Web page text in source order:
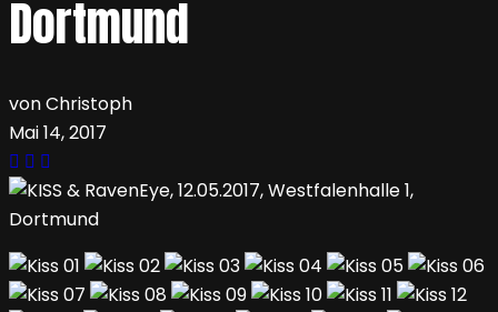
Dortmund
von Christoph
Mai 14, 2017